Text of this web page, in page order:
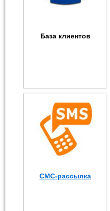
База клиентов
СМС-рассылка